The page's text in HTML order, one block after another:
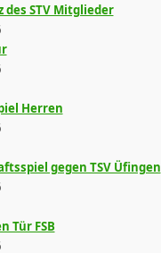
STV Mitglieder
Herren
gegen TSV Üfingen
Tür FSB